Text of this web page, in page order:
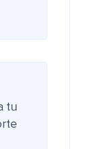
tu